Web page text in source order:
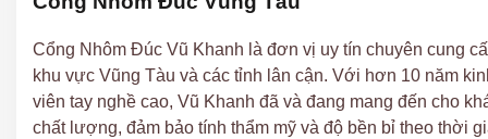
Cổng Nhôm Đúc Vũ Khanh là đơn vị uy tín chuyên cung
khu vực Vũng Tàu và các tỉnh lân cận. Với hơn 10 năm
viên tay nghề cao, Vũ Khanh đã và đang mang đến cho
chất lượng, đảm bảo tính thẩm mỹ và độ bền bỉ theo thời